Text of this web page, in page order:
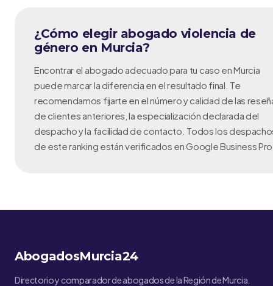
¿Cómo elegir abogado violencia de
género en Murcia?
Encontrar el abogado adecuado para tu caso en Murcia
puede marcar la diferencia en el resultado final. Te
recomendamos fijarte en el número y calidad de las
de clientes anteriores, la especialización declarada del
despacho y la facilidad de contacto. Todos los
de este ranking están verificados en Google Business
AbogadosMurcia24
Directorio y comparador de abogados de la Región de Murcia.